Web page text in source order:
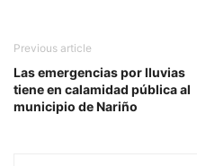
Previous article
Las emergencias por lluvias
tiene en calamidad pública al
municipio de Nariño